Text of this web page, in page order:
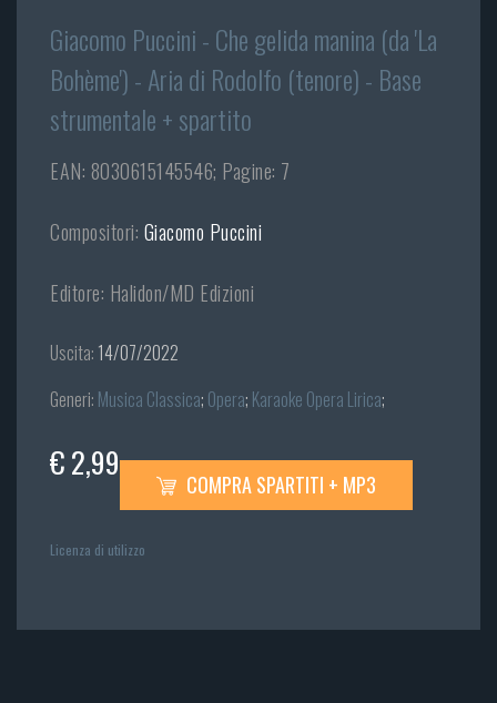
Giacomo Puccini - Che gelida manina (da 'La
Bohème') - Aria di Rodolfo (tenore) - Base
strumentale + spartito
EAN: 8030615145546; Pagine: 7
Compositori: Giacomo Puccini
Editore: Halidon/MD Edizioni
Uscita: 14/07/2022
Generi: Musica Classica; Opera; Karaoke Opera Lirica;
€ 2,99
COMPRA SPARTITI + MP3
Licenza di utilizzo